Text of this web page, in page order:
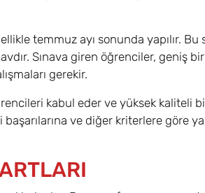
temmuz ayı sonunda yapılır.
Sınava giren öğrenciler, geniş
gerekir.
kabul eder ve yüksek kaliteli
ve diğer kriterlere göre